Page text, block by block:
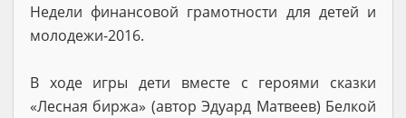
Недели финансовой грамотности для детей и
молодежи-2016.
В ходе игры дети вместе с героями сказки
«Лесная биржа» (автор Эдуард Матвеев) Белкой